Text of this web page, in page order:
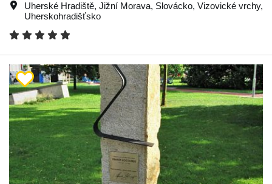
Uherské Hradiště, Jižní Morava, Slovácko, Vizovické vrchy,
Uherskohradišťsko